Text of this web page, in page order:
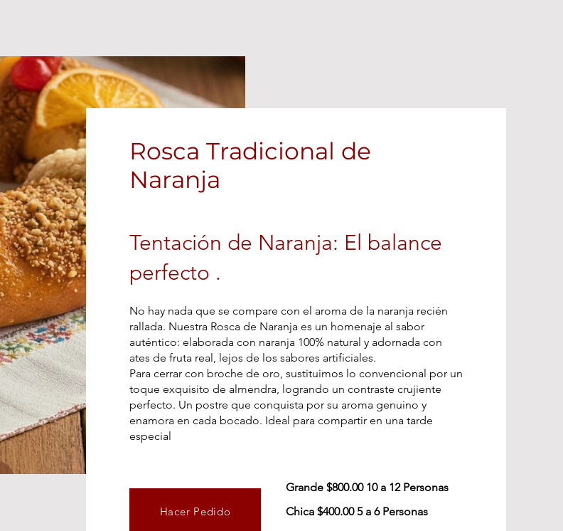
Rosca Tradicional de
Naranja
Tentación de Naranja: El balance
perfecto .
No hay nada que se compare con el aroma de la naranja recién
rallada. Nuestra Rosca de Naranja es un homenaje al sabor
auténtico: elaborada con naranja 100% natural y adornada con
ates de fruta real, lejos de los sabores artificiales.
Para cerrar con broche de oro, sustituimos lo convencional por un
toque exquisito de almendra, logrando un contraste crujiente
perfecto. Un postre que conquista por su aroma genuino y
enamora en cada bocado. Ideal para compartir en una tarde
especial
Hacer Pedido
Grande $800.00 10 a 12 Personas
Chica $400.00 5 a 6 Personas